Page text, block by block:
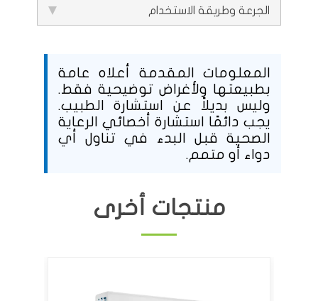
الجرعة وطريقة الاستخدام
المعلومات المقدمة أعلاه عامة
بطبيعتها ولأغراض توضيحية فقط.
وليس بديلاً عن استشارة الطبيب.
يجب دائمًا استشارة أخصائي الرعاية
الصحية قبل البدء في تناول أي
دواء أو متمم.
منتجات أخرى